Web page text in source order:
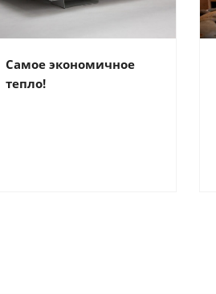
Самое экономичное
тепло!